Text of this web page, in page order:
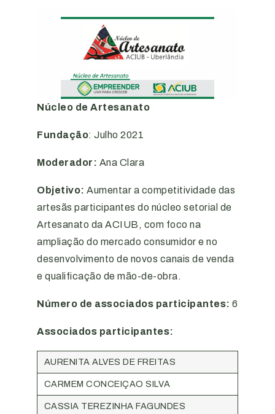
Núcleo de Artesanato
Fundação: Julho 2021
Moderador: Ana Clara
Objetivo: Aumentar a competitividade das
artesãs participantes do núcleo setorial de
Artesanato da ACIUB, com foco na
ampliação do mercado consumidor e no
desenvolvimento de novos canais de venda
e qualificação de mão-de-obra.
Número de associados participantes: 6
Associados participantes:
AURENITA ALVES DE FREITAS
CARMEM CONCEIÇAO SILVA
CASSIA TEREZINHA FAGUNDES